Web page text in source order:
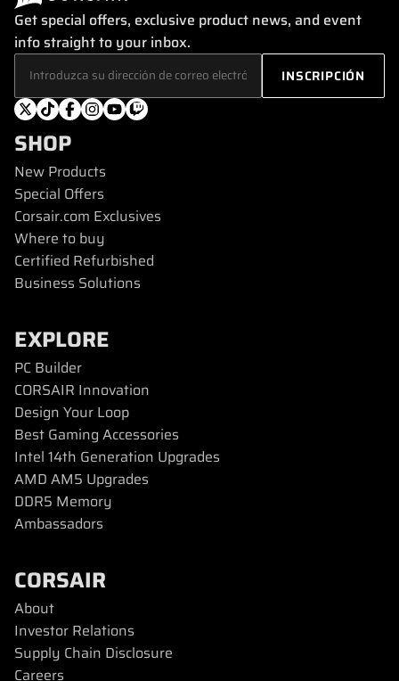
Get special offers, exclusive product news, and event
info straight to your inbox.
SHOP
New Products
Special Offers
Corsair.com Exclusives
Where to buy
Certified Refurbished
Business Solutions
EXPLORE
PC Builder
CORSAIR Innovation
Design Your Loop
Best Gaming Accessories
Intel 14th Generation Upgrades
AMD AM5 Upgrades
DDR5 Memory
Ambassadors
CORSAIR
About
Investor Relations
Supply Chain Disclosure
Careers